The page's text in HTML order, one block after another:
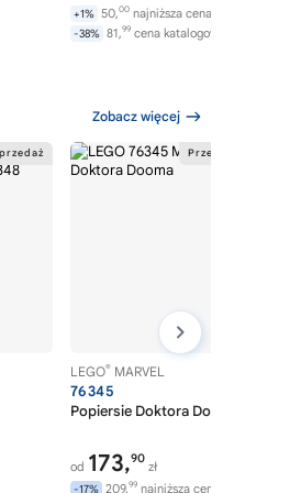
+1% 50,00 najniższa cena
-38% 81,99 cena katalogowa
Zobacz więcej
LEGO® MARVEL
76345
Popiersie Doktora Dooma
od 173,90
zł
-17% 209,99 najniższa cena